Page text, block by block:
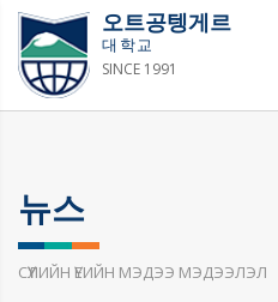
오트공텡게르
대학교
SINCE 1991
뉴스
СҮҮЛИЙН ҮЕИЙН МЭДЭЭ МЭДЭЭЛЭЛ